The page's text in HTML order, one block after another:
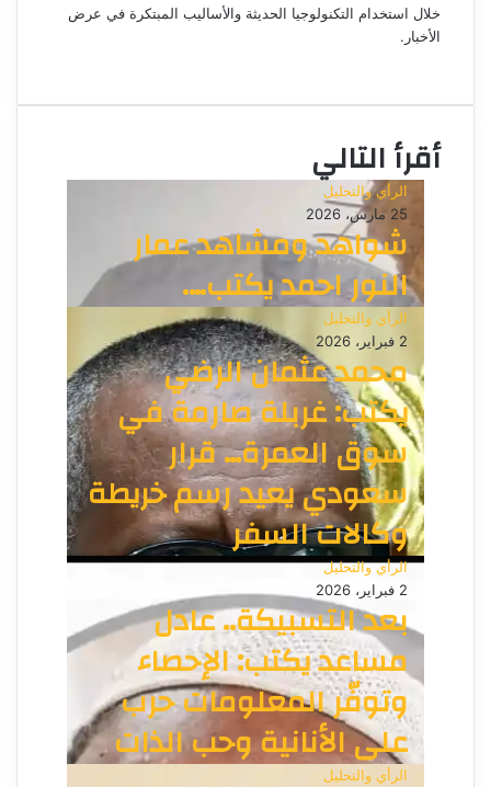
ت
ي
خلال استخدام التكنولوجيا الحديثة والأساليب المبتكرة في عرض
الأخبار.
ق
اأقرأ التالي
الرأي والتحليل
25 مارس، 2026
شواهد ومشاهد عمار
النور احمد يكتب….
الرأي والتحليل
2 فبراير، 2026
محمد عثمان الرضي
يكتب: غربلة صارمة في
سوق العمرة… قرار
سعودي يعيد رسم خريطة
وكالات السفر
الرأي والتحليل
2 فبراير، 2026
بعد التسبيكة.. عادل
مساعد يكتب: الإحصاء
وتوفّر المعلومات حرب
على الأنانية وحب الذات
الرأي والتحليل